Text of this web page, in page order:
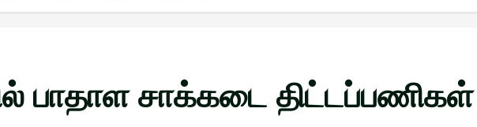
பாதாள சாக்கடை